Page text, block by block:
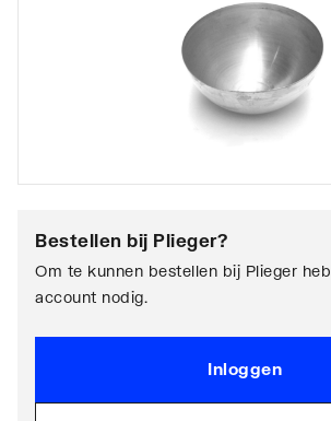
Bestellen bij Plieger?
Om te kunnen bestellen bij Plieger
account nodig.
Inloggen